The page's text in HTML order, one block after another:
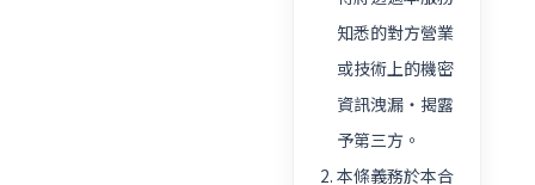
知悉的對方營業
或技術上的機密
資訊洩漏・揭露
予第三方。
本條義務於本合